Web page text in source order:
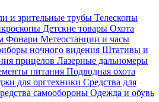
и зрительные трубы Телескопы
Детские товары Охота
Фонари Метеостанции и часы
ночного видения Штативы и
прицелов Лазерные дальномеры
питания Подводная охота
для оргтехники Средства для
самообороны Одежда и обувь